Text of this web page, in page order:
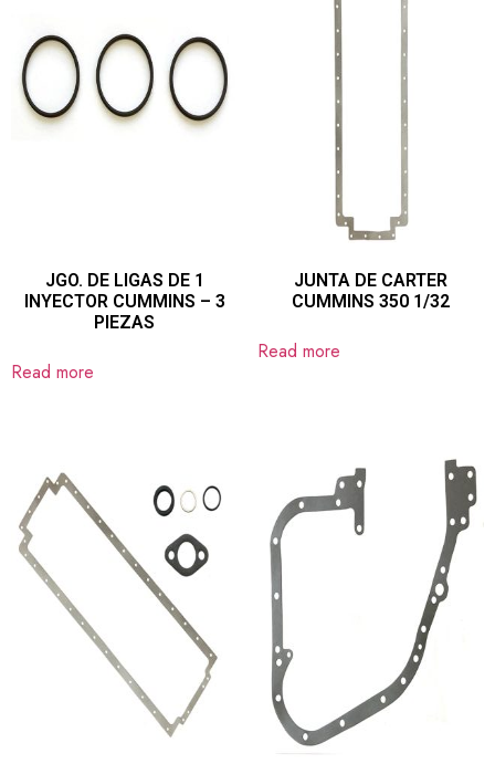
JGO. DE LIGAS DE 1
INYECTOR CUMMINS – 3
PIEZAS
Read more
JUNTA DE CARTER
CUMMINS 350 1/32
Read more